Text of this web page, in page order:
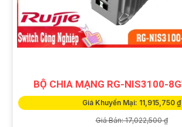
BỘ CHIA MẠNG RG-NIS3100-
Giá Khuyến Mại: 11,915,750 ₫
Giá Bán: 17,022,500 ₫